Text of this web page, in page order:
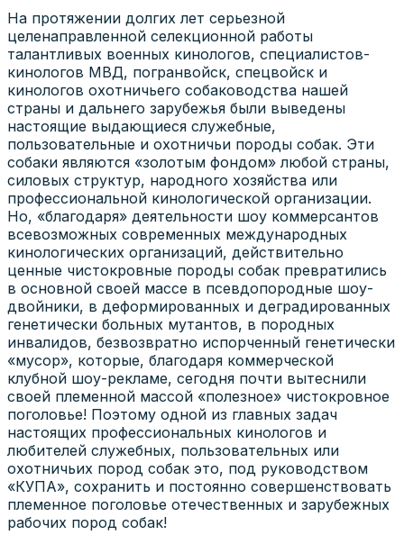
На протяжении долгих лет серьезной
целенаправленной селекционной работы
талантливых военных кинологов, специалистов-
кинологов МВД, погранвойск, спецвойск и
кинологов охотничьего собаководства нашей
страны и дальнего зарубежья были выведены
настоящие выдающиеся служебные,
пользовательные и охотничьи породы собак. Эти
собаки являются «золотым фондом» любой страны,
силовых структур, народного хозяйства или
профессиональной кинологической организации.
Но, «благодаря» деятельности шоу коммерсантов
всевозможных современных международных
кинологических организаций, действительно
ценные чистокровные породы собак превратились
в основной своей массе в псевдопородные шоу-
двойники, в деформированных и деградированных
генетически больных мутантов, в породных
инвалидов, безвозвратно испорченный генетически
«мусор», которые, благодаря коммерческой
клубной шоу-рекламе, сегодня почти вытеснили
своей племенной массой «полезное» чистокровное
поголовье! Поэтому одной из главных задач
настоящих профессиональных кинологов и
любителей служебных, пользовательных или
охотничьих пород собак это, под руководством
«КУПА», сохранить и постоянно совершенствовать
племенное поголовье отечественных и зарубежных
рабочих пород собак!